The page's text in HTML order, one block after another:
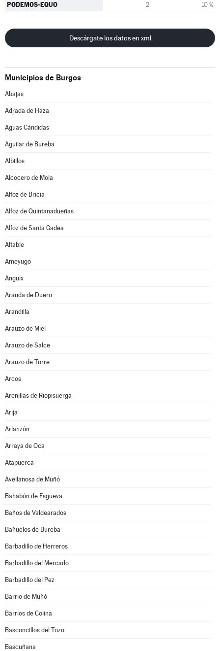
PODEMOS-EQUO 2 10 %
Descárgate los datos en xml
Municipios de Burgos
Abajas
Adrada de Haza
Aguas Cándidas
Aguilar de Bureba
Albillos
Alcocero de Mola
Alfoz de Bricia
Alfoz de Quintanadueñas
Alfoz de Santa Gadea
Altable
Ameyugo
Anguix
Aranda de Duero
Arandilla
Arauzo de Miel
Arauzo de Salce
Arauzo de Torre
Arcos
Arenillas de Riopisuerga
Arija
Arlanzón
Arraya de Oca
Atapuerca
Avellanosa de Muñó
Bahabón de Esgueva
Baños de Valdearados
Bañuelos de Bureba
Barbadillo de Herreros
Barbadillo del Mercado
Barbadillo del Pez
Barrio de Muñó
Barrios de Colina
Basconcillos del Tozo
Bascuñana